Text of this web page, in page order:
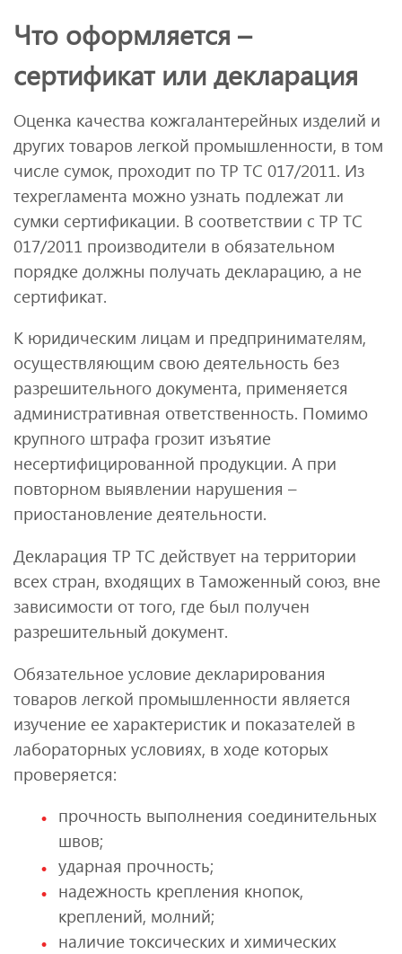
Что оформляется –
сертификат или декларация
Оценка качества кожгалантерейных изделий и
других товаров легкой промышленности, в том
числе сумок, проходит по ТР ТС 017/2011. Из
техрегламента можно узнать подлежат ли
сумки сертификации. В соответствии с ТР ТС
017/2011 производители в обязательном
порядке должны получать декларацию, а не
сертификат.
К юридическим лицам и предпринимателям,
осуществляющим свою деятельность без
разрешительного документа, применяется
административная ответственность. Помимо
крупного штрафа грозит изъятие
несертифицированной продукции. А при
повторном выявлении нарушения –
приостановление деятельности.
Декларация ТР ТС действует на территории
всех стран, входящих в Таможенный союз, вне
зависимости от того, где был получен
разрешительный документ.
Обязательное условие декларирования
товаров легкой промышленности является
изучение ее характеристик и показателей в
лабораторных условиях, в ходе которых
проверяется:
прочность выполнения соединительных
швов;
ударная прочность;
надежность крепления кнопок,
креплений, молний;
наличие токсических и химических